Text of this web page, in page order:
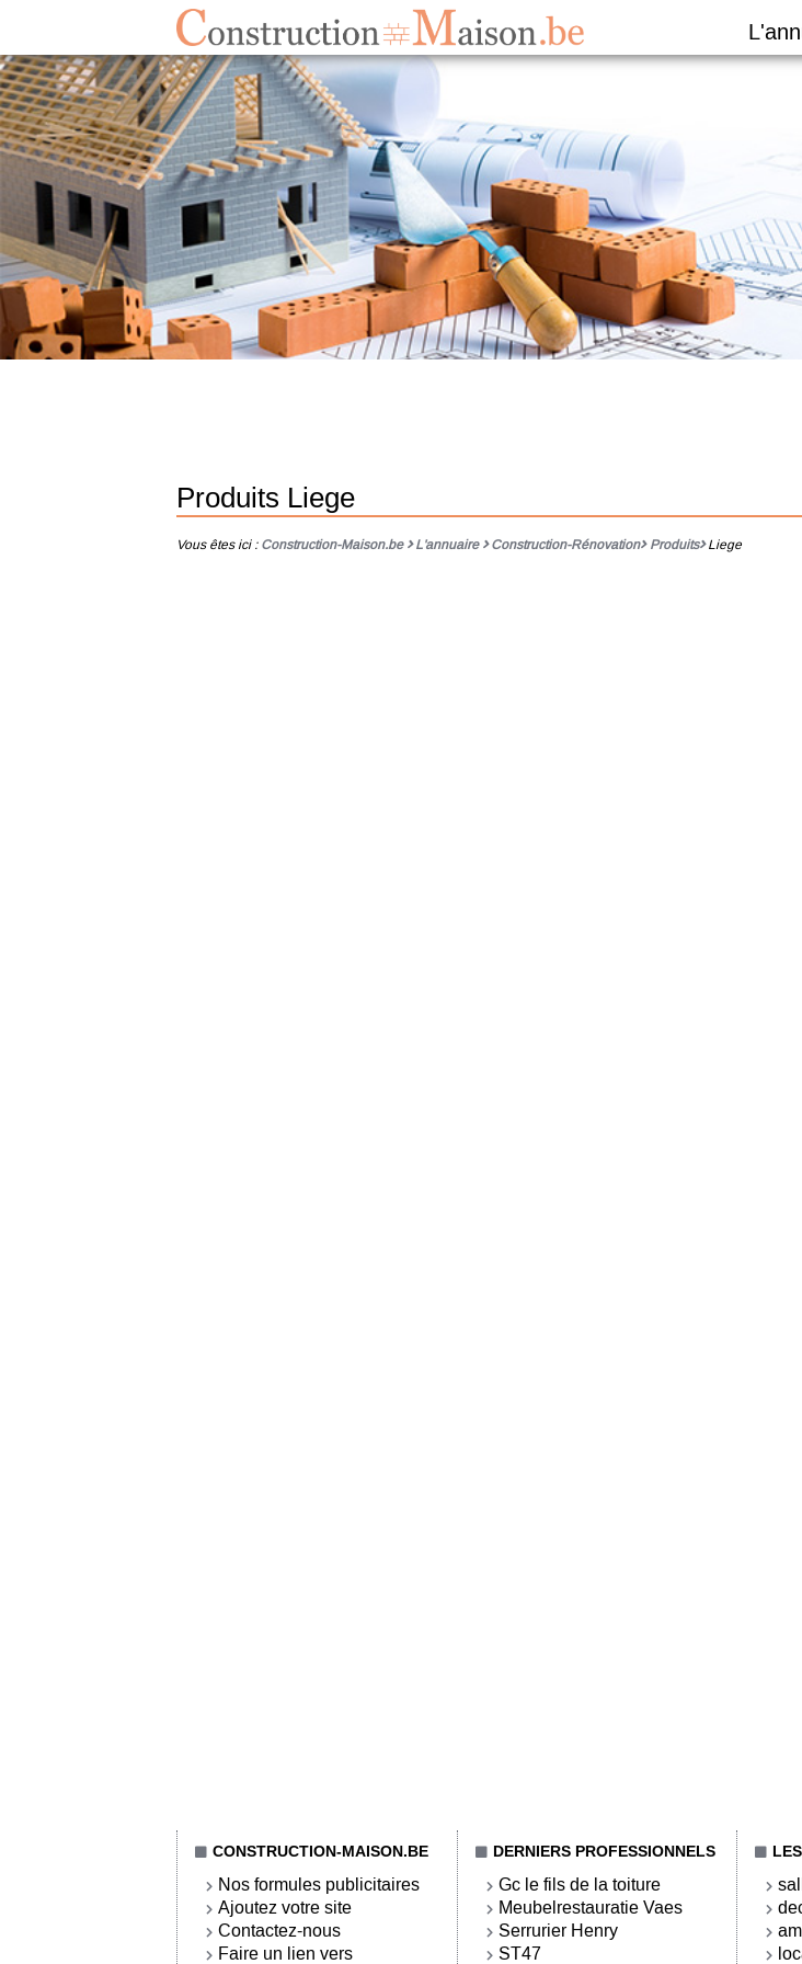
Produits Liege
Vous êtes ici : Construction-Maison.be L'annuaire Construction-Rénovation Produits Liege
CONSTRUCTION-MAISON.BE
Nos formules publicitaires
Ajoutez votre site
Contactez-nous
Faire un lien vers
DERNIERS PROFESSIONNELS
Gc le fils de la toiture
Meubelrestauratie Vaes
Serrurier Henry
ST47